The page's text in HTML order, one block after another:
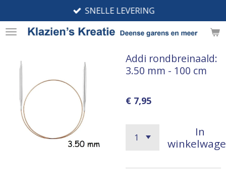
direct
naar
hoofdinhoud
SNELLE LEVERING
Addi rondbreinaald:
3.50 mm - 100 cm
€ 7,95
In